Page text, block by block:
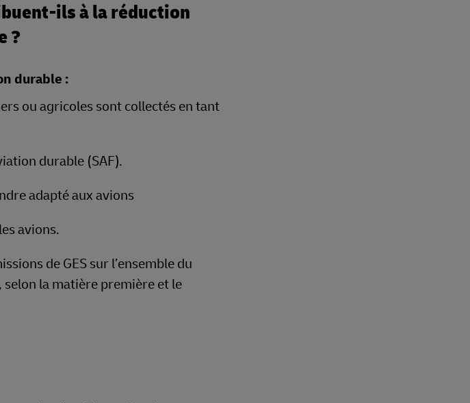
ils à la réduction
?
durable :
ou agricoles sont collectés en tant
durable (SAF).
adapté aux avions
avions.
de GES sur l’ensemble du
la matière première et le